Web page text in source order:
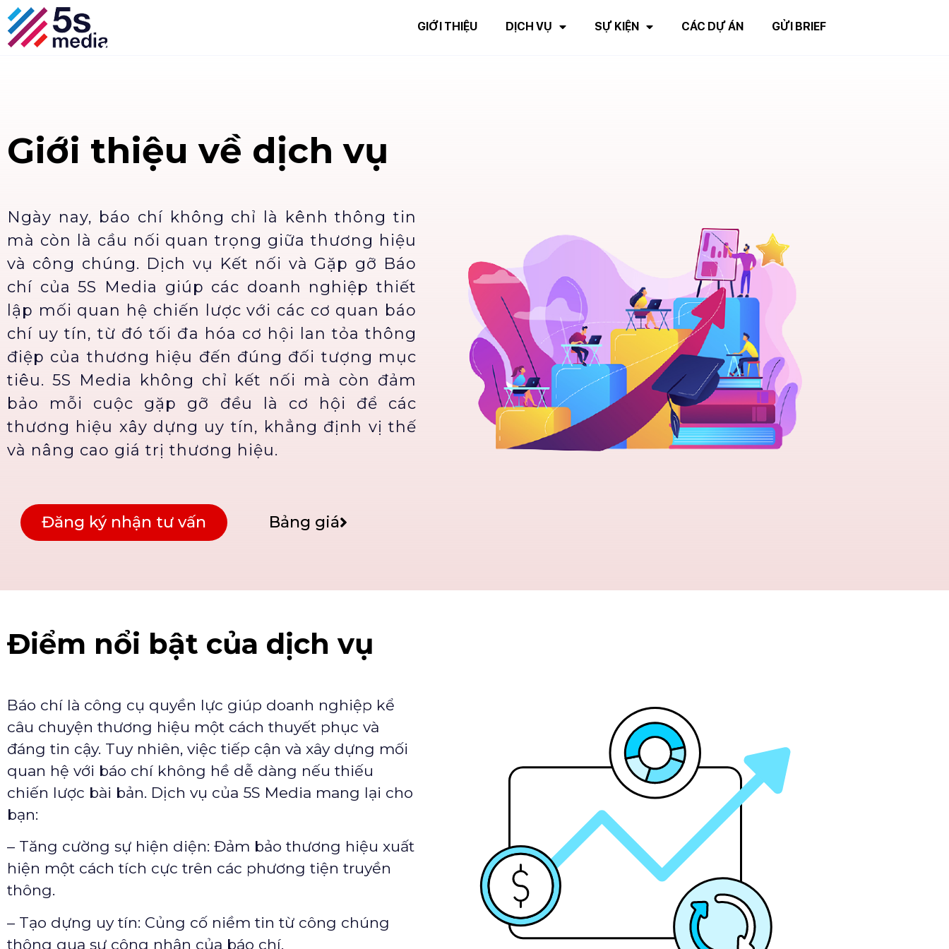
GIỚI THIỆU DỊCH VỤ SỰ KIỆN CÁC DỰ ÁN GỬI BRIEF
Giới thiệu về dịch vụ
Ngày nay, báo chí không chỉ là kênh thông tin
mà còn là cầu nối quan trọng giữa thương hiệu
và công chúng. Dịch vụ Kết nối và Gặp gỡ Báo
chí của 5S Media giúp các doanh nghiệp thiết
lập mối quan hệ chiến lược với các cơ quan báo
chí uy tín, từ đó tối đa hóa cơ hội lan tỏa thông
điệp của thương hiệu đến đúng đối tượng mục
tiêu. 5S Media không chỉ kết nối mà còn đảm
bảo mỗi cuộc gặp gỡ đều là cơ hội để các
thương hiệu xây dựng uy tín, khẳng định vị thế
và nâng cao giá trị thương hiệu.
Đăng ký nhận tư vấn Bảng giá
Điểm nổi bật của dịch vụ
Báo chí là công cụ quyền lực giúp doanh nghiệp kể
câu chuyện thương hiệu một cách thuyết phục và
đáng tin cậy. Tuy nhiên, việc tiếp cận và xây dựng mối
quan hệ với báo chí không hề dễ dàng nếu thiếu
chiến lược bài bản. Dịch vụ của 5S Media mang lại cho
bạn:
– Tăng cường sự hiện diện: Đảm bảo thương hiệu xuất
hiện một cách tích cực trên các phương tiện truyền
thông.
– Tạo dựng uy tín: Củng cố niềm tin từ công chúng
thông qua sự công nhận của báo chí.